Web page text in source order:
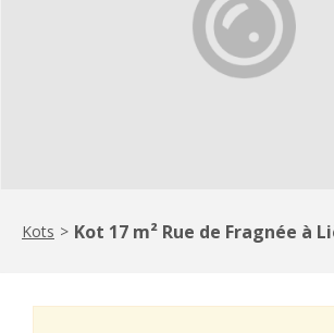
Kots > Kot 17 m² Rue de Fragnée à